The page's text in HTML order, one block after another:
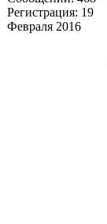
Регистрация: 19
Февраля 2016